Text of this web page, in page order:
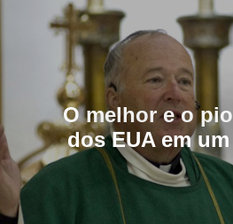
O melhor e o
dos EUA em